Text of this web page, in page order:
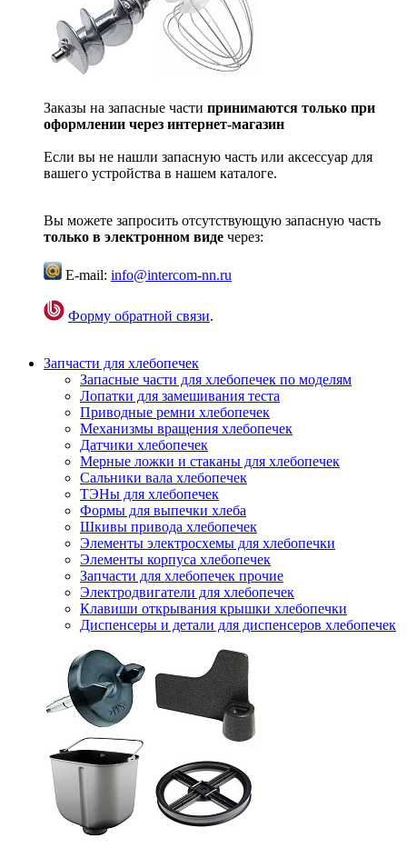
Заказы на запасные части принимаются только при
оформлении через интернет-магазин
Если вы не нашли запасную часть или аксессуар для
вашего устройства в нашем каталоге.
Вы можете запросить отсутствующую запасную часть
только в электронном виде через:
E-mail: info@intercom-nn.ru
Форму обратной связи.
Запчасти для хлебопечек
Запасные части для хлебопечек по моделям
Лопатки для замешивания теста
Приводные ремни хлебопечек
Механизмы вращения хлебопечек
Датчики хлебопечек
Мерные ложки и стаканы для хлебопечек
Сальники вала хлебопечек
ТЭНы для хлебопечек
Формы для выпечки хлеба
Шкивы привода хлебопечек
Элементы электросхемы для хлебопечки
Элементы корпуса хлебопечек
Запчасти для хлебопечек прочие
Электродвигатели для хлебопечек
Клавиши открывания крышки хлебопечки
Диспенсеры и детали для диспенсеров хлебопечек